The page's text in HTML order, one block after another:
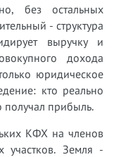
без остальных
- структура
выручку и
дохода
юридическое
кто реально
получал прибыль.
КФХ на членов
участков. Земля -